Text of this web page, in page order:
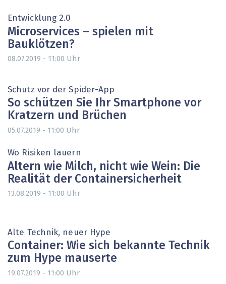
Entwicklung 2.0
Microservices – spielen mit
Bauklötzen?
08.07.2019 - 11:00 Uhr
Schutz vor der Spider-App
So schützen Sie Ihr Smartphone vor
Kratzern und Brüchen
05.07.2019 - 11:00 Uhr
Wo Risiken lauern
Altern wie Milch, nicht wie Wein: Die
Realität der Containersicherheit
13.08.2019 - 11:00 Uhr
Alte Technik, neuer Hype
Container: Wie sich bekannte Technik
zum Hype mauserte
19.07.2019 - 11:00 Uhr